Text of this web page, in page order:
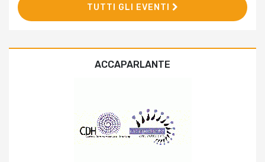
TUTTI GLI EVENTI
ACCAPARLANTE